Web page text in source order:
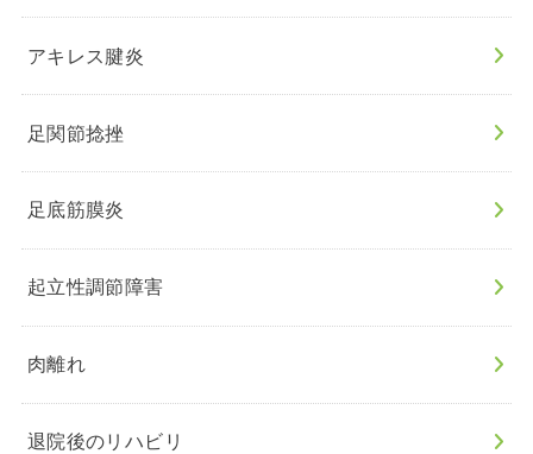
アキレス腱炎
足関節捻挫
足底筋膜炎
起立性調節障害
肉離れ
退院後のリハビリ